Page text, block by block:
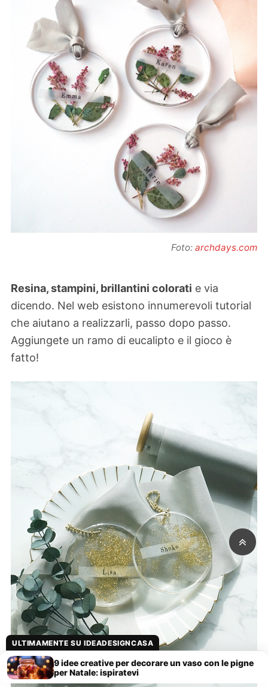
Foto: archdays.com
Resina, stampini, brillantini colorati e via
dicendo. Nel web esistono innumerevoli tutorial
che aiutano a realizzarli, passo dopo passo.
Aggiungete un ramo di eucalipto e il gioco è
fatto!
ULTIMAMENTE SU IDEADESIGNCASA
9 idee creative per decorare un vaso con le pigne
per Natale: ispiratevi